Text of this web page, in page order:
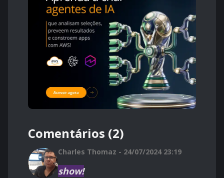
Comentários (2)
Charles Thomaz - 24/07/2024 23:19
show!